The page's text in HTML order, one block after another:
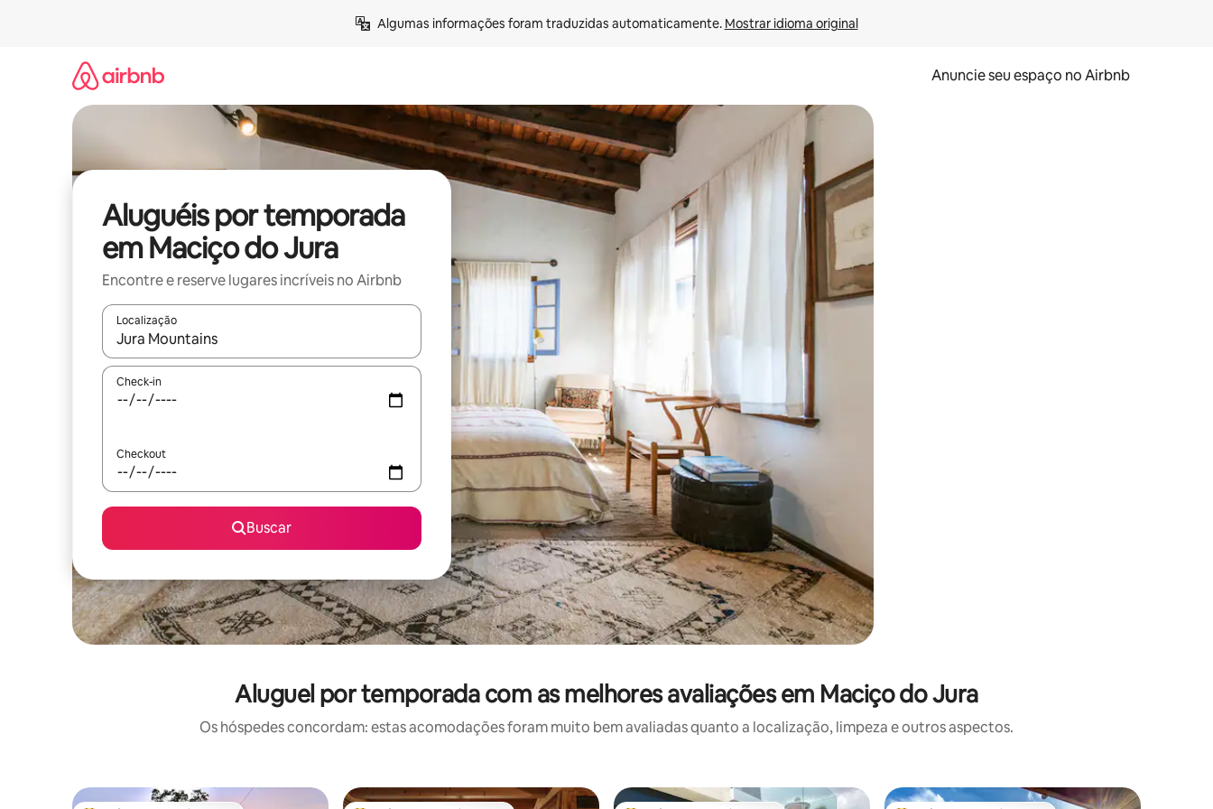
Algumas informações foram traduzidas automaticamente. Mostrar idioma original
Anuncie seu espaço no Airbnb
Aluguéis por temporada
em Maciço do Jura
Encontre e reserve lugares incríveis no Airbnb
Localização
Quando os resultados estiverem disponíveis, explore-os usando as seta para cima e para baixo do teclado ou tocando e deslizando o dedo na tela.
Check-in
Checkout
Buscar
Aluguel por temporada com as melhores avaliações em Maciço do Jura
Os hóspedes concordam: estas acomodações foram muito bem avaliadas quanto a localização, limpeza e outros aspectos.